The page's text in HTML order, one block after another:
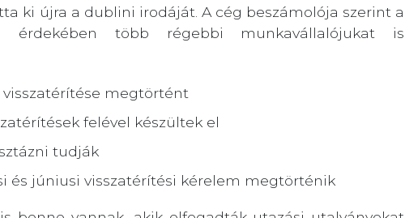
ki újra a dublini irodáját. A cég beszámolója szerint a
érdekében több régebbi munkavállalójukat is
megtörtént
felével készültek el
tudják
és júniusi visszatérítési kérelem megtörténik